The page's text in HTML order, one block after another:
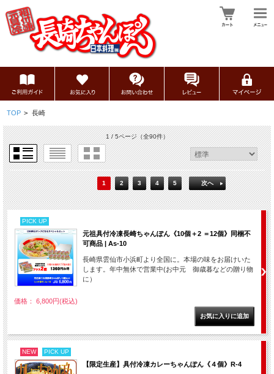
TOP > 長崎
1 / 5ページ（全90件）
1 2 3 4 5 次へ
PICK UP
元祖具付冷凍長崎ちゃんぽん《10個＋2 ＝12個》同梱不
可商品 | As-10
長崎県雲仙市小浜町より全国に。本場の味をお届けいた
します。年中無休で営業中(お中元 御歳暮などの贈り物
に）
価格： 6,800円(税込)
NEW PICK UP
【限定生産】具付冷凍カレーちゃんぽん《４個》R-4